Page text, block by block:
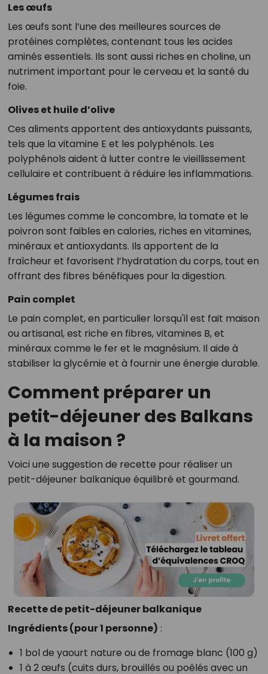
Les œufs
Les œufs sont l’une des meilleures sources de
protéines complètes, contenant tous les acides
aminés essentiels. Ils sont aussi riches en choline, un
nutriment important pour le cerveau et la santé du
foie.
Olives et huile d’olive
Ces aliments apportent des antioxydants puissants,
tels que la vitamine E et les polyphénols. Les
polyphénols aident à lutter contre le vieillissement
cellulaire et contribuent à réduire les inflammations.
Légumes frais
Les légumes comme le concombre, la tomate et le
poivron sont faibles en calories, riches en vitamines,
minéraux et antioxydants. Ils apportent de la
fraîcheur et favorisent l’hydratation du corps, tout en
offrant des fibres bénéfiques pour la digestion.
Pain complet
Le pain complet, en particulier lorsqu'il est fait maison
ou artisanal, est riche en fibres, vitamines B, et
minéraux comme le fer et le magnésium. Il aide à
stabiliser la glycémie et à fournir une énergie durable.
Comment préparer un
petit-déjeuner des Balkans
à la maison ?
Voici une suggestion de recette pour réaliser un
petit-déjeuner balkanique équilibré et gourmand.
Recette de petit-déjeuner balkanique
Ingrédients (pour 1 personne) :
1 bol de yaourt nature ou de fromage blanc (100 g)
1 à 2 œufs (cuits durs, brouillés ou poêlés avec un